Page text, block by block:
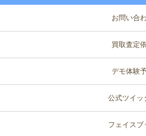
早い者勝ちです。
商品の詳細はお気軽にお問い合わせ下さい。ご
①DR.リセラ 毛穴リメイクプロ（美顔器）/ エ
人気 ドクターリセラの美顔器が入荷
商品の詳細はお気軽にお問い合わせ下さい。ご
①ベルファム キャビマックス（痩身機器）/ ダ
力が可能な痩身マシンが入荷
②キャビゼロ（痩身機器）/ ダブルキャビテー
お問い合
買取査定
デモ体験
公式ツイッ
フェイスブ